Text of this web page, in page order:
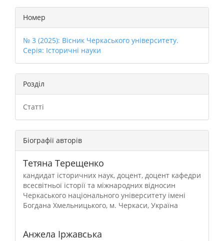
Номер
№ 3 (2025): Вісник Черкаського університету.
Серія: Історичні науки
Розділ
Статті
Біографії авторів
Тетяна Терещенко
кандидат історичних наук, доцент, доцент кафедри
всесвітньої історії та міжнародних відносин
Черкаського національного університету імені
Богдана Хмельницького, м. Черкаси, Україна
Анжела Іржавська